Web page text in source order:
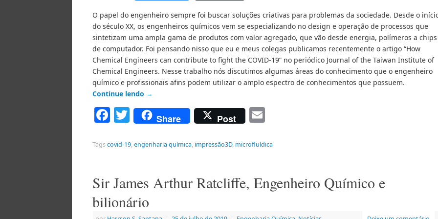
O papel do engenheiro sempre foi buscar soluções criativas para problemas da sociedade. Desde o
do século XX, os engenheiros químicos vem se especializando no design e operação de processos que
sintetizam uma ampla gama de produtos com valor agregado, que vão desde energia, polímeros a chips
de computador. Foi pensando nisso que eu e meus colegas publicamos recentemente o artigo “How
Chemical Engineers can contribute to fight the COVID-19” no periódico Journal of the Taiwan Institute of
Chemical Engineers. Nesse trabalho nós discutimos algumas áreas do conhecimento que o engenheiro
químico e profissionais afins podem utilizar o amplo espectro de conhecimentos que possuem.
Continue lendo →
Facebook
Twitter
Share Post
Tagscovid-19,engenharia química, impressão3D, microfluídica
Sir James Arthur Ratcliffe, Engenheiro Químico e
bilionário